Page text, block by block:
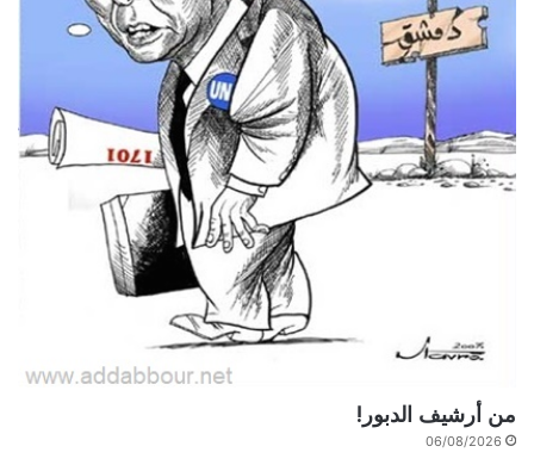
من أرشيف الدبور!
06/08/2026